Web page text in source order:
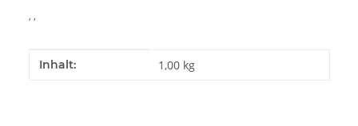
, ,
Produkteigenschaft
Wert
Inhalt: 1,00 kg